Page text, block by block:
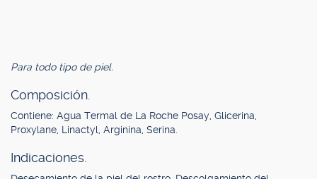
Para todo tipo de piel.
Composición.
Contiene: Agua Termal de La Roche Posay, Glicerina,
Proxylane, Linactyl, Arginina, Serina.
Indicaciones.